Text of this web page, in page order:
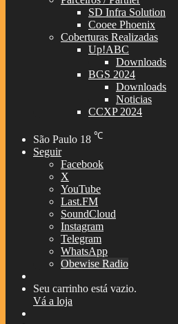
SD Infra Solution
Cooee Phoenix
Coberturas Realizadas
Up!ABC
Downloads
BGS 2024
Downloads
Noticias
CCXP 2024
São Paulo 18 ℃
Seguir
Facebook
X
YouTube
Last.FM
SoundCloud
Instagram
Telegram
WhatsApp
Obewise Radio
Veja
seu
Seu carrinho está vazio.
Vá a loja